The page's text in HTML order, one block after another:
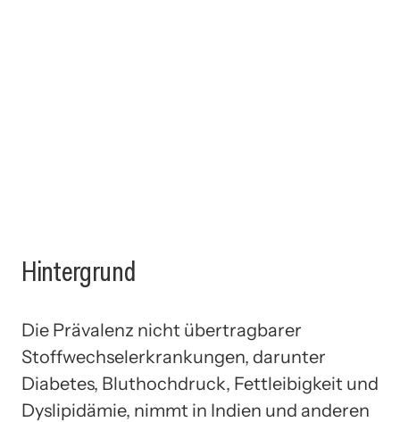
Hintergrund
Die Prävalenz nicht übertragbarer
Stoffwechselerkrankungen, darunter
Diabetes, Bluthochdruck, Fettleibigkeit und
Dyslipidämie, nimmt in Indien und anderen